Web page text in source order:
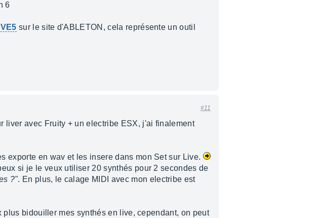
6
sur le site d'ABLETON, cela représente un outil
#11
liver avec Fruity + un electribe ESX, j'ai finalement
exporte en wav et les insere dans mon Set sur Live.
si je le veux utiliser 20 synthés pour 2 secondes de
?". En plus, le calage MIDI avec mon electribe est
bidouiller mes synthés en live, cependant, on peut